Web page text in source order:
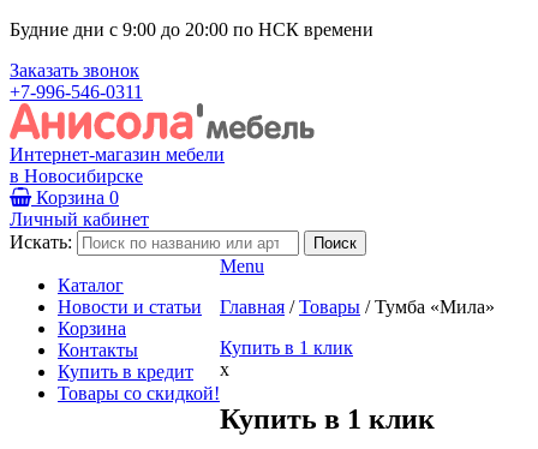
Будние дни с 9:00 до 20:00 по НСК времени
Заказать звонок
+7-996-546-0311
Интернет-магазин мебели
в Новосибирске
Корзина 0
Личный кабинет
Искать:
Каталог
Новости и статьи
Корзина
Контакты
Купить в кредит
Товары со скидкой!
Menu
Главная / Товары / Тумба «Мила»
Купить в 1 клик
x
Купить в 1 клик